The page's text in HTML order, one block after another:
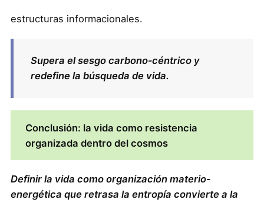
estructuras informacionales.
Supera el sesgo carbono‐céntrico y
redefine la búsqueda de vida.
Conclusión: la vida como resistencia
organizada dentro del cosmos
Definir la vida como organización materio-
energética que retrasa la entropía convierte a la